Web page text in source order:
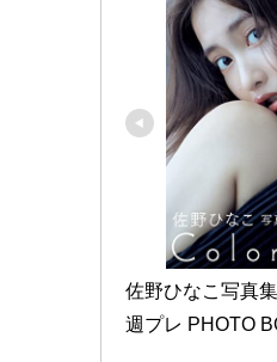
佐野ひなこ写真
週プレ PHOTO